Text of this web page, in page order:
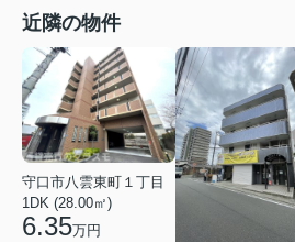
近隣の物件
守口市八雲東町１丁目
1DK (28.00㎡)
6.35万円